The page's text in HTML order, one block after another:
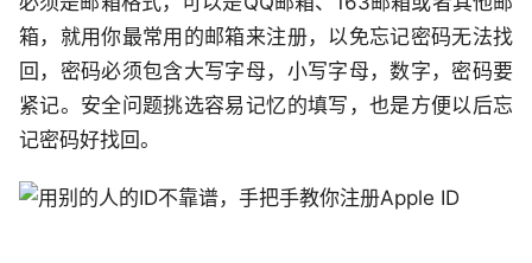
箱，就用你最常用的邮箱来注册，以免忘记密码无法找
回，密码必须包含大写字母，小写字母，数字，密码要
紧记。安全问题挑选容易记忆的填写，也是方便以后忘
记密码好找回。